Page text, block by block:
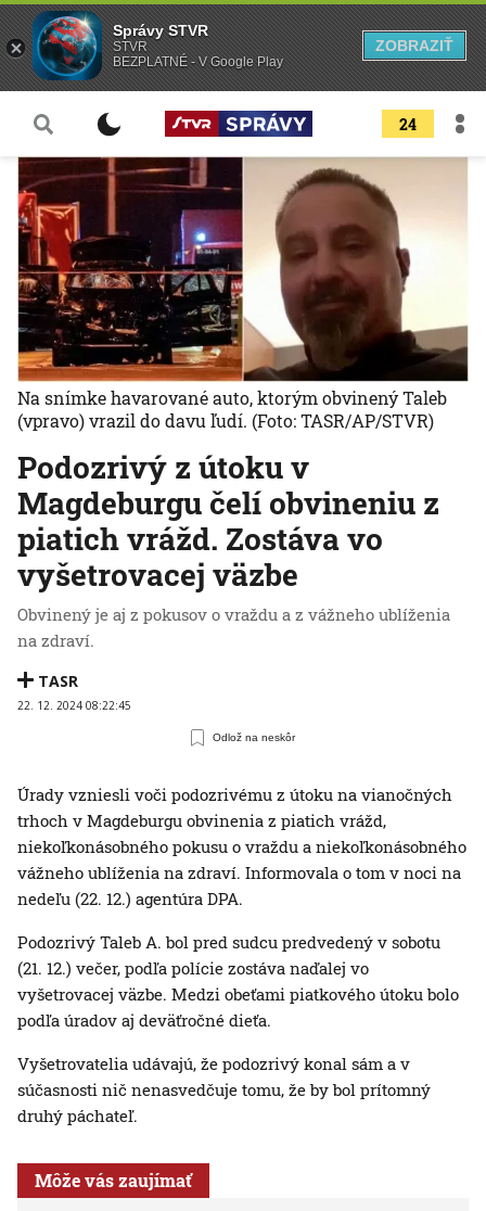
24
Podozrivý z útoku v
Magdeburgu čelí obvineniu z
piatich vrážd. Zostáva vo
vyšetrovacej väzbe
Obvinený je aj z pokusov o vraždu a z vážneho ublíženia
na zdraví.
TASR
22. 12. 2024 08:22:45
Odlož na neskôr
Na snímke havarované auto, ktorým obvinený Taleb
(vpravo) vrazil do davu ľudí. (Foto: TASR/AP/STVR)
Úrady vzniesli voči podozrivému z útoku na vianočných
trhoch v Magdeburgu obvinenia z piatich vrážd,
niekoľkonásobného pokusu o vraždu a niekoľkonásobného
vážneho ublíženia na zdraví. Informovala o tom v noci na
nedeľu (22. 12.) agentúra DPA.
Podozrivý Taleb A. bol pred sudcu predvedený v sobotu
(21. 12.) večer, podľa polície zostáva naďalej vo
vyšetrovacej väzbe. Medzi obeťami piatkového útoku bolo
podľa úradov aj deväťročné dieťa.
Vyšetrovatelia udávajú, že podozrivý konal sám a v
súčasnosti nič nenasvedčuje tomu, že by bol prítomný
druhý páchateľ.
Môže vás zaujímať
Správy STVR
STVR
BEZPLATNÉ - V Google Play
ZOBRAZIŤ